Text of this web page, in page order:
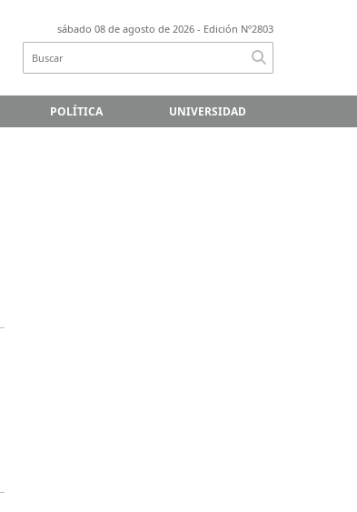
sábado 08 de agosto de 2026 - Edición Nº2803
POLÍTICA UNIVERSIDAD